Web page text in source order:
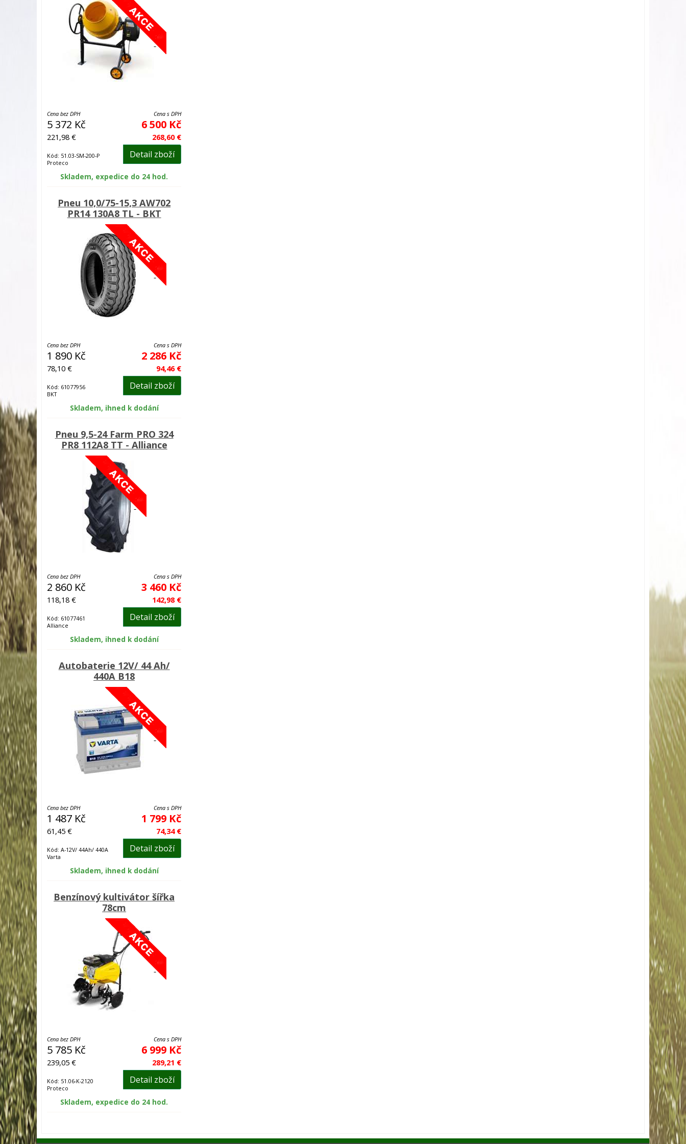
Cena bez DPH
5 372 Kč
221,98 €
Cena s DPH
6 500 Kč
268,60 €
Kód: 51.03-SM-200-P
Proteco
Detail zboží
Skladem, expedice do 24 hod.
Pneu 10,0/75-15,3 AW702
PR14 130A8 TL - BKT
Cena bez DPH
1 890 Kč
78,10 €
Cena s DPH
2 286 Kč
94,46 €
Kód: 61077956
BKT
Detail zboží
Skladem, ihned k dodání
Pneu 9,5-24 Farm PRO 324
PR8 112A8 TT - Alliance
Cena bez DPH
2 860 Kč
118,18 €
Cena s DPH
3 460 Kč
142,98 €
Kód: 61077461
Alliance
Detail zboží
Skladem, ihned k dodání
Autobaterie 12V/ 44 Ah/
440A B18
Cena bez DPH
1 487 Kč
61,45 €
Cena s DPH
1 799 Kč
74,34 €
Kód: A-12V/ 44Ah/ 440A
Varta
Detail zboží
Skladem, ihned k dodání
Benzínový kultivátor šířka
78cm
Cena bez DPH
5 785 Kč
239,05 €
Cena s DPH
6 999 Kč
289,21 €
Kód: 51.06-K-2120
Proteco
Detail zboží
Skladem, expedice do 24 hod.